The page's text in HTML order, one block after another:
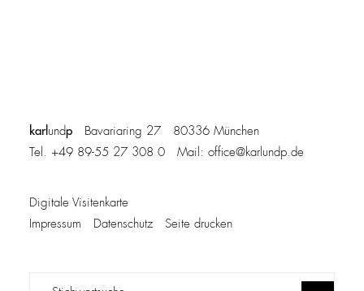
karl undp Bavariaring 27 80336 München
Tel. +49 89-55 27 308 0 Mail: office@karlundp.de
Digitale Visitenkarte
Impressum
Datenschutz Seite drucken